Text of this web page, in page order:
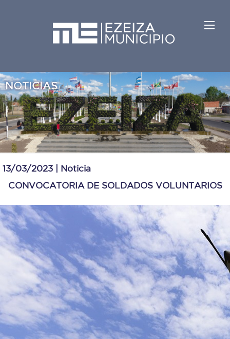
NOTICIAS
13/03/2023 |
Noticia
CONVOCATORIA DE SOLDADOS VOLUNTARIOS